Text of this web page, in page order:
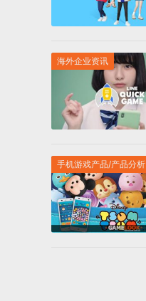
海外企业资讯
手机游戏产品/产品分析